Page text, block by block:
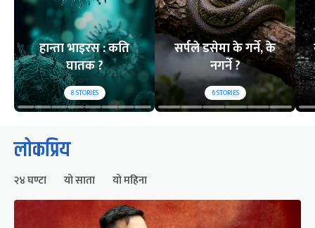
हान्ता भाइरस : कति
घातक ?
8STORIES
सर्पले डसेमा के गर्ने, के
नगर्ने ?
6STORIES
लोकप्रिय
२४ घण्टा यो साता यो महिना